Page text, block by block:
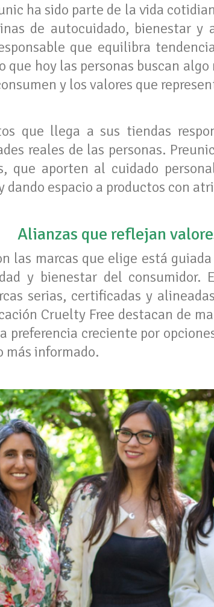
ha sido parte de la vida
de autocuidado, bienestar y
que equilibra
que hoy las personas buscan
y los valores que
que llega a sus tiendas
reales de las personas.
que aporten al cuidado
dando espacio a productos con
Alianzas que reflejan
las marcas que elige está
y bienestar del consumidor.
serias, certificadas y
Cruelty Free destacan de
preferencia creciente por
más informado.